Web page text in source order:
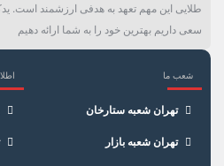
طلایی این مهم تعهد به هدفی ارزشمند است.
سعی داریم بهترین خود را به شما ارائه دهیم
شعب ما
تهران شعبه ستارخان
تهران شعبه بازار